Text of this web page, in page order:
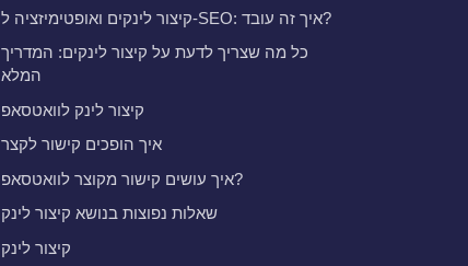
קיצור לינקים ואופטימיזציה ל-SEO: איך זה עובד?
כל מה שצריך לדעת על קיצור לינקים: המדריך
המלא
קיצור לינק לוואטסאפ
איך הופכים קישור לקצר
איך עושים קישור מקוצר לוואטסאפ?
שאלות נפוצות בנושא קיצור לינק
קיצור לינק